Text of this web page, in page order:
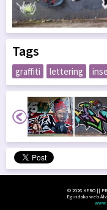
Tags
graffiti lettering
© 2026 KERO ||
Egindako web